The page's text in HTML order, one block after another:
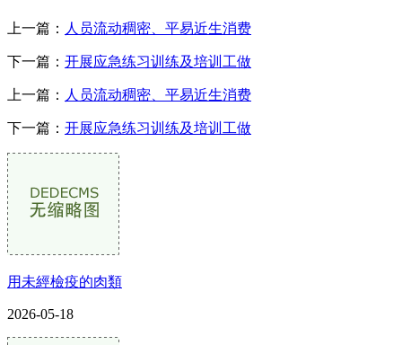
上一篇： 人员流动稠密、平易近生消费
下一篇： 开展应急练习训练及培训工做
上一篇： 人员流动稠密、平易近生消费
下一篇： 开展应急练习训练及培训工做
用未經檢疫的肉類
2026-05-18